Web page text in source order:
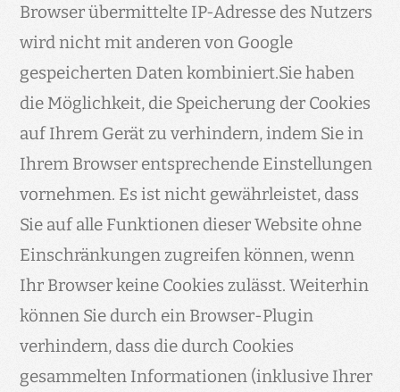
Browser übermittelte IP-Adresse des Nutzers
wird nicht mit anderen von Google
gespeicherten Daten kombiniert.Sie haben
die Möglichkeit, die Speicherung der Cookies
auf Ihrem Gerät zu verhindern, indem Sie in
Ihrem Browser entsprechende Einstellungen
vornehmen. Es ist nicht gewährleistet, dass
Sie auf alle Funktionen dieser Website ohne
Einschränkungen zugreifen können, wenn
Ihr Browser keine Cookies zulässt. Weiterhin
können Sie durch ein Browser-Plugin
verhindern, dass die durch Cookies
gesammelten Informationen (inklusive Ihrer